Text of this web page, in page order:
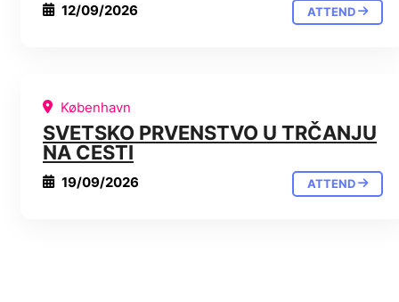
12/09/2026 ATTEND
København
SVETSKO PRVENSTVO U TRČANJU
NA CESTI
19/09/2026 ATTEND